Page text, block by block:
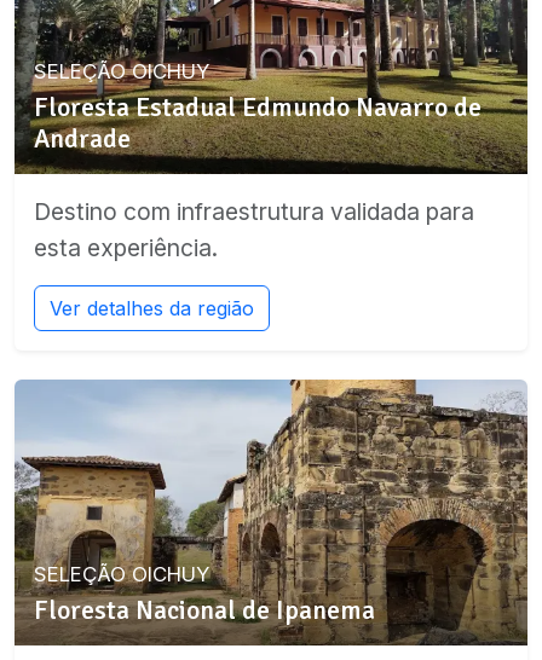
SELEÇÃO OICHUY
Floresta Estadual Edmundo Navarro de
Andrade
Destino com infraestrutura validada para
esta experiência.
Ver detalhes da região
SELEÇÃO OICHUY
Floresta Nacional de Ipanema